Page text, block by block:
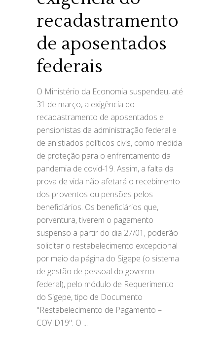
recadastramento
de aposentados
federais
O Ministério da Economia suspendeu, até
31 de março, a exigência do
recadastramento de aposentados e
pensionistas da administração federal e
de anistiados políticos civis, como medida
de proteção para o enfrentamento da
pandemia de covid-19. Assim, a falta da
prova de vida não afetará o recebimento
dos proventos ou pensões pelos
beneficiários. Os beneficiários que,
porventura, tiverem o pagamento
suspenso a partir do dia 27/01, poderão
solicitar o restabelecimento excepcional
por meio da página do Sigepe (o sistema
de gestão de pessoal do governo
federal), pelo módulo de Requerimento
do Sigepe, tipo de Documento
"Restabelecimento de Pagamento –
COVID19". O